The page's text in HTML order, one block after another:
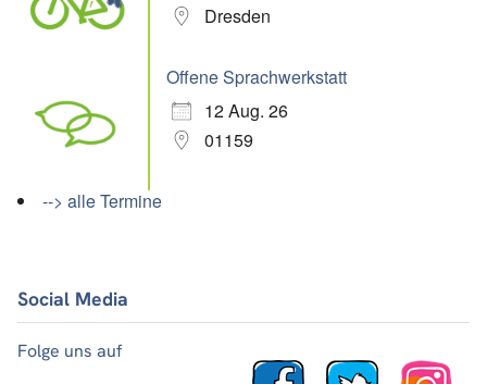
Dresden
Offene Sprachwerkstatt
12 Aug. 26
01159
--> alle Termine
Social Media
Folge uns auf